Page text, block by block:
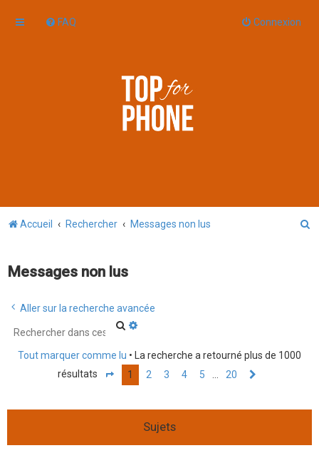
FAQ Connexion
Accueil Rechercher Messages non lus
Messages non lus
Aller sur la recherche avancée
R
h
e
h
a
Tout marquer comme lu • La recherche a retourné plus de 1000
résultats
a
e
u
1 2 3 4 5 20
v
t
Sujets